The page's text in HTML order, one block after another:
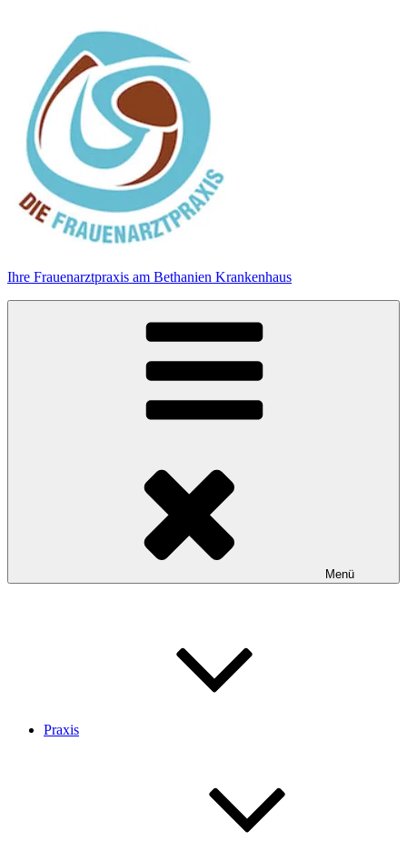
Ihre Frauenarztpraxis am Bethanien Krankenhaus
Menü
Praxis